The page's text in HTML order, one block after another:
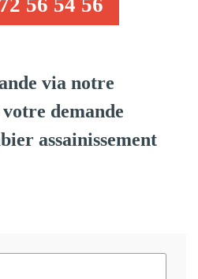
via notre
demande
assainissement